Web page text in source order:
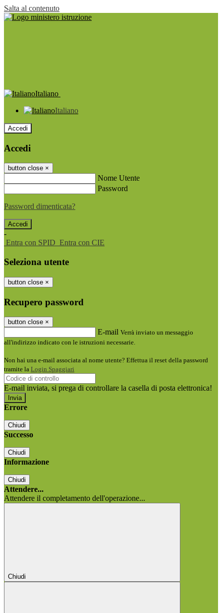
Salta al contenuto
Italiano
Italiano
Accedi
Accedi
button close ×
Nome Utente
Password
Password dimenticata?
-
Entra con SPID Entra con CIE
Seleziona utente
button close ×
Recupero password
button close ×
E-mail Verrà inviato un messaggio
all'indirizzo indicato con le istruzioni necessarie.
Non hai una e-mail associata al nome utente? Effettua il reset della password
tramite la Login Spaggiari
E-mail inviata, si prega di controllare la casella di posta elettronica!
Errore
Chiudi
Successo
Chiudi
Informazione
Chiudi
Attendere...
Attendere il completamento dell'operazione...
Chiudi